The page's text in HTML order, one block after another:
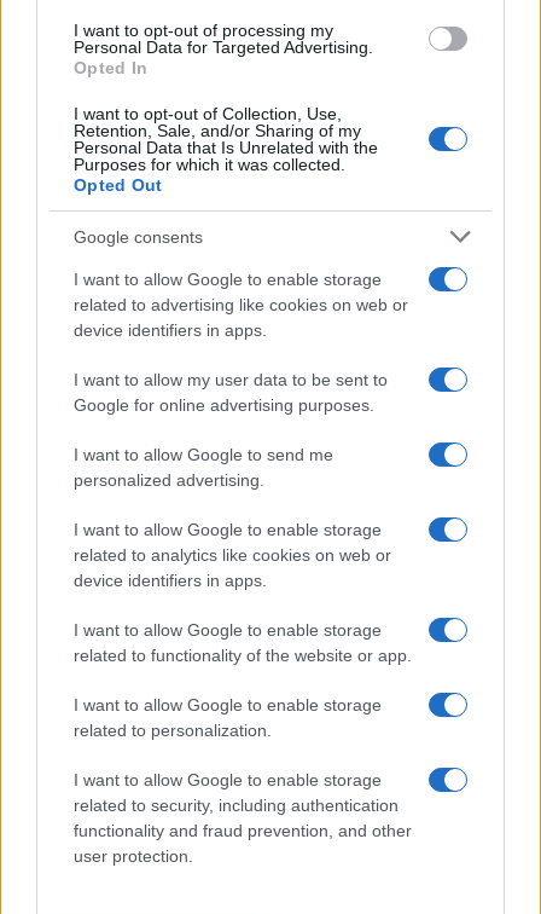
I want to opt-out of processing my
Personal Data for Targeted Advertising.
Opted In
I want to opt-out of Collection, Use,
Retention, Sale, and/or Sharing of my
Personal Data that Is Unrelated with the
Purposes for which it was collected.
Opted Out
Google consents
I want to allow Google to enable storage
related to advertising like cookies on web or
device identifiers in apps.
I want to allow my user data to be sent to
Google for online advertising purposes.
I want to allow Google to send me
personalized advertising.
I want to allow Google to enable storage
related to analytics like cookies on web or
device identifiers in apps.
I want to allow Google to enable storage
related to functionality of the website or app.
I want to allow Google to enable storage
related to personalization.
I want to allow Google to enable storage
related to security, including authentication
functionality and fraud prevention, and other
user protection.
Feliratkozom a hírlevélre és elfogadom az
FELIRATKOZÁS
Brandnyúl mini disco
Ilyen még nem volt: most a gyerkőcök bulizhatnak a Káptalan
Kertben!
Helyi hírek
Beindult az őszibarackszezon, szeptemberig élvezhetjük
A világon évente mintegy 25 millió tonna őszibarack terem, Kína
- csaknem 17 millió tonnával - messze a legnagyobb termelő.
Teliholdas Éjszakai Erdőfürdő
A teliholdas erdőfürdő különleges lehetőség arra, hogy
megtapasztald a természet egy másik arcát. Ahogy sötétedik, a
látásunk háttérbe húzódik, és a többi érzékszervünk egyre
éberebbé válik. Felerősödnek a hangok, az illatok, a tapintás
zínekben élt élet - Claire Vasarely életmű-kiállítása a
Múzeum Galériában
Claire Vasarely, a magyar származású francia alkotóművész
életműve most először mutatkozik be önállóan